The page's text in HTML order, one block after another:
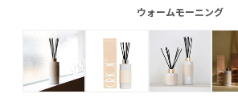
ウォームモーニング